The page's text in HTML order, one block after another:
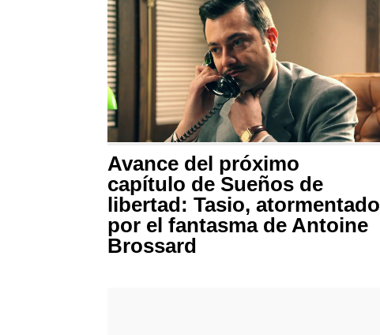
Avance del próximo
capítulo de Sueños de
libertad: Tasio, atormentado
por el fantasma de Antoine
Brossard